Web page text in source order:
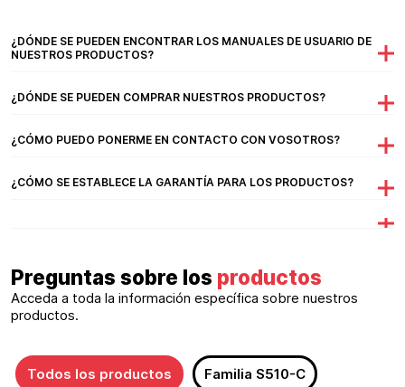
¿DÓNDE SE PUEDEN ENCONTRAR LOS MANUALES DE USUARIO DE
NUESTROS PRODUCTOS?
¿DÓNDE SE PUEDEN COMPRAR NUESTROS PRODUCTOS?
¿CÓMO PUEDO PONERME EN CONTACTO CON VOSOTROS?
¿CÓMO SE ESTABLECE LA GARANTÍA PARA LOS PRODUCTOS?
Preguntas sobre los productos
Acceda a toda la información específica sobre nuestros
productos.
Todos los productos Familia S510-C